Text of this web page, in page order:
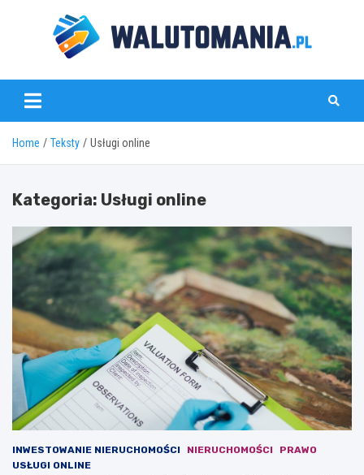
www.walutomania.pl
Home Teksty Usługi online
Kategoria: Usługi online
INWESTOWANIE NIERUCHOMOŚCI NIERUCHOMOŚCI
PRAWO
USŁUGI ONLINE